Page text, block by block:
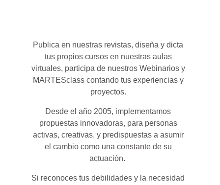
Publica en nuestras revistas, diseña y dicta
tus propios cursos en nuestras aulas
virtuales, participa de nuestros Webinarios y
MARTESclass contando tus experiencias y
proyectos.
Desde el año 2005, implementamos
propuestas innovadoras, para personas
activas, creativas, y predispuestas a asumir
el cambio como una constante de su
actuación.
Si reconoces tus debilidades y la necesidad